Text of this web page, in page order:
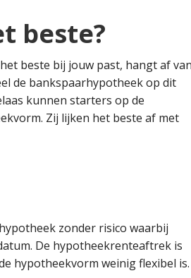
beste?
beste bij jouw past, hangt af van
de bankspaarhypotheek op dit
kunnen starters op de
Zij lijken het beste af met
zonder risico waarbij
De hypotheekrenteaftrek is
hypotheekvorm weinig flexibel is.